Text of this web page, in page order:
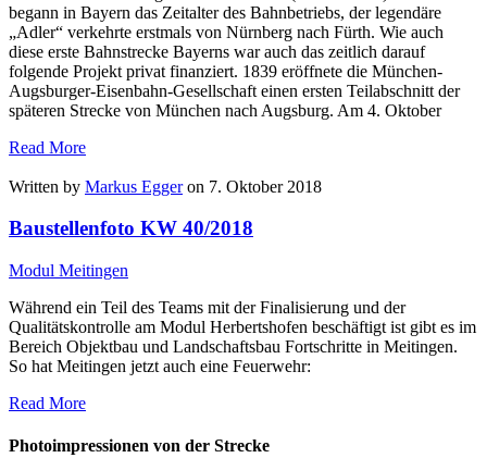
begann in Bayern das Zeitalter des Bahnbetriebs, der legendäre
„Adler“ verkehrte erstmals von Nürnberg nach Fürth. Wie auch
diese erste Bahnstrecke Bayerns war auch das zeitlich darauf
folgende Projekt privat finanziert. 1839 eröffnete die München-
Augsburger-Eisenbahn-Gesellschaft einen ersten Teilabschnitt der
späteren Strecke von München nach Augsburg. Am 4. Oktober
Read More
Written by Markus Eggeron 7. Oktober 2018
Baustellenfoto KW 40/2018
Modul Meitingen
Während ein Teil des Teams mit der Finalisierung und der
Qualitätskontrolle am Modul Herbertshofen beschäftigt ist gibt es im
Bereich Objektbau und Landschaftsbau Fortschritte in Meitingen.
So hat Meitingen jetzt auch eine Feuerwehr:
Read More
Photoimpressionen von der Strecke